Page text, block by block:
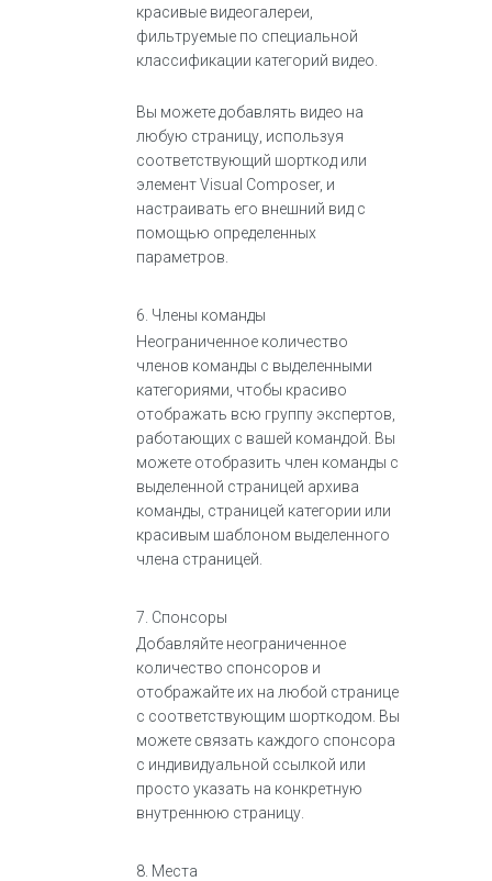
красивые видеогалереи,
фильтруемые по специальной
классификации категорий видео.
Вы можете добавлять видео на
любую страницу, используя
соответствующий шорткод или
элемент Visual Composer, и
настраивать его внешний вид с
помощью определенных
параметров.
6. Члены команды
Неограниченное количество
членов команды с выделенными
категориями, чтобы красиво
отображать всю группу экспертов,
работающих с вашей командой. Вы
можете отобразить член команды с
выделенной страницей архива
команды, страницей категории или
красивым шаблоном выделенного
члена страницей.
7. Спонсоры
Добавляйте неограниченное
количество спонсоров и
отображайте их на любой странице
с соответствующим шорткодом. Вы
можете связать каждого спонсора
с индивидуальной ссылкой или
просто указать на конкретную
внутреннюю страницу.
8. Места